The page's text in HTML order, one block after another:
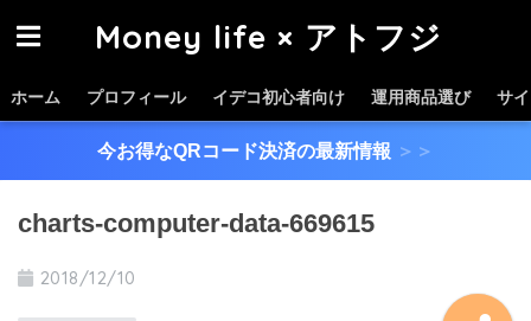
Money life × アトフジ
ホーム プロフィール イデコ初心者向け 運用商品選び サ
今お得なQRコード決済の最新情報 ＞＞
charts-computer-data-669615
2018/12/10